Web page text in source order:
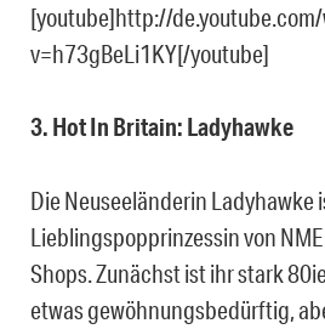
[youtube]http://
v=h73gBeLi1KY[/youtube]
3. Hot In Britain: Ladyhawke
Die Neuseeländerin Ladyhawke
Lieblingspopprinzessin von NME
Shops. Zunächst ist ihr stark
etwas gewöhnungsbedürftig,